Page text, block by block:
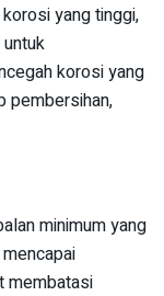
yang tinggi,
korosi yang
pembersihan,
minimum yang
membatasi